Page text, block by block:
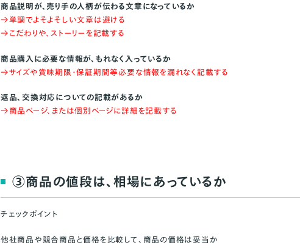
商品説明が、売り手の人柄が伝わる文章になっているか
→単調でよそよそしい文章は避ける
→こだわりや、ストーリーを記載する
商品購入に必要な情報が、もれなく入っているか
→サイズや賞味期限・保証期間等必要な情報を漏れなく記載する
返品、交換対応についての記載があるか
→商品ページ、または個別ページに詳細を記載する
③商品の値段は、相場にあっているか
チェックポイント
他社商品や競合商品と価格を比較して、商品の価格は妥当か